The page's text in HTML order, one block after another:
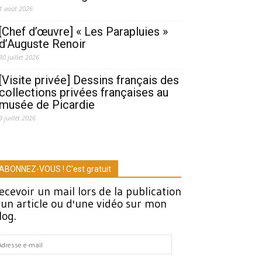
1 août 2026
[Chef d’œuvre] « Les Parapluies »
d’Auguste Renoir
juillet 2026
[Visite privée] Dessins français des
collections privées françaises au
musée de Picardie
juillet 2026
VOUS ! C'est gratuit
un mail lors de la publication
article ou d'une vidéo sur mon